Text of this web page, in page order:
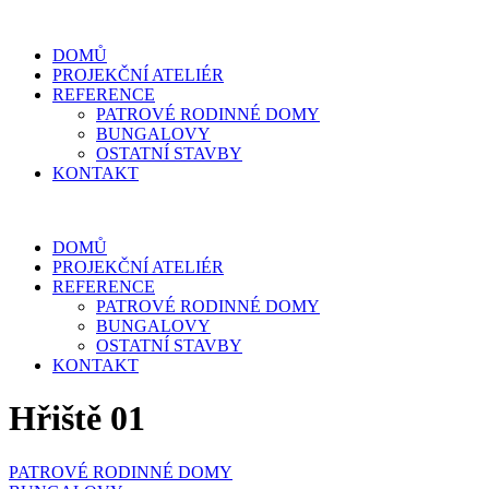
DOMŮ
PROJEKČNÍ ATELIÉR
REFERENCE
PATROVÉ RODINNÉ DOMY
BUNGALOVY
OSTATNÍ STAVBY
KONTAKT
DOMŮ
PROJEKČNÍ ATELIÉR
REFERENCE
PATROVÉ RODINNÉ DOMY
BUNGALOVY
OSTATNÍ STAVBY
KONTAKT
Hřiště 01
PATROVÉ RODINNÉ DOMY